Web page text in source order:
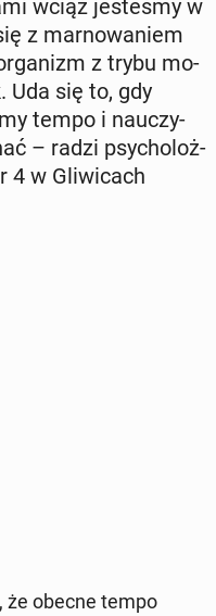
wciąż je­ste­śmy w
z mar­no­wa­niem
z trybu mo­
Uda się to, gdy
tempo i na­uczy­
– radzi psy­cho­loż­
4 w Gli­wi­cach
że obecne tempo